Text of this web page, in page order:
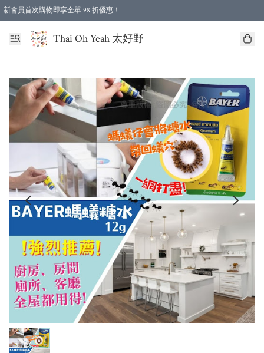
新會員首次購物即享全單 98 折優惠！
特選會員可享全單低至 96 折優惠！
Thai Oh Yeah 太好野